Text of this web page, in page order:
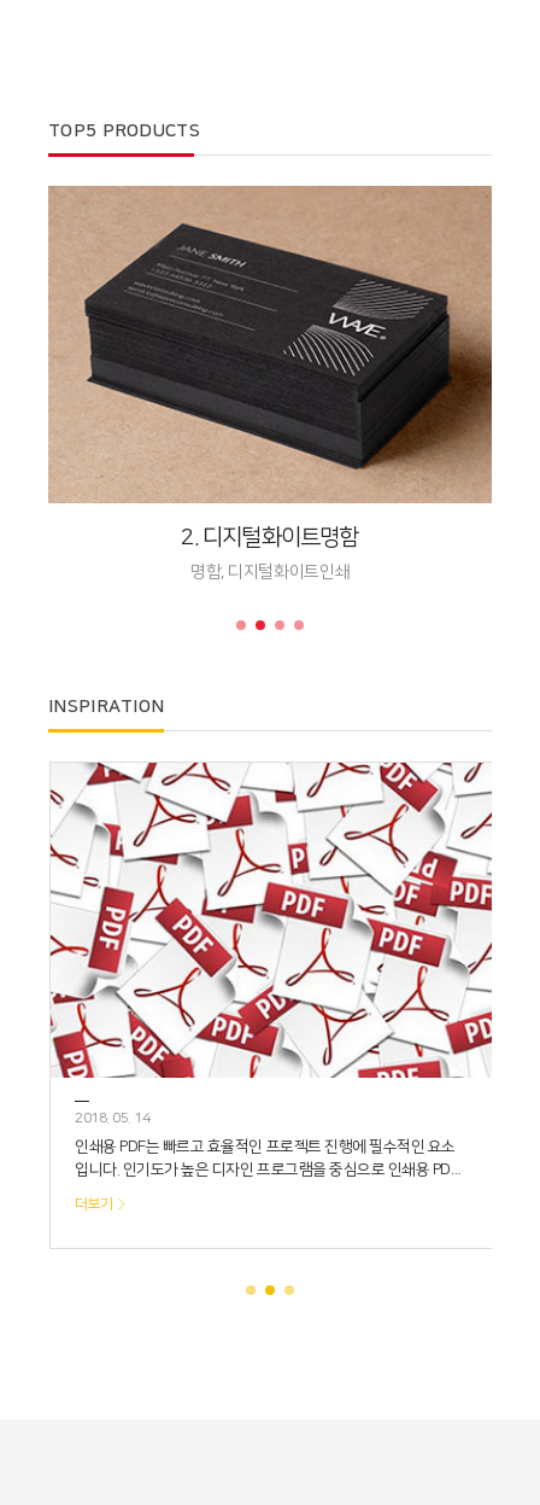
TOP5 PRODUCTS
2. 디지털화이트명함
명함, 디지털화이트인쇄
INSPIRATION
2018. 05. 14
인쇄용 PDF는 빠르고 효율적인 프로젝트 진행에 필수적인 요소
입니다. 인기도가 높은 디자인 프로그램을 중심으로 인쇄용 PDF
더보기